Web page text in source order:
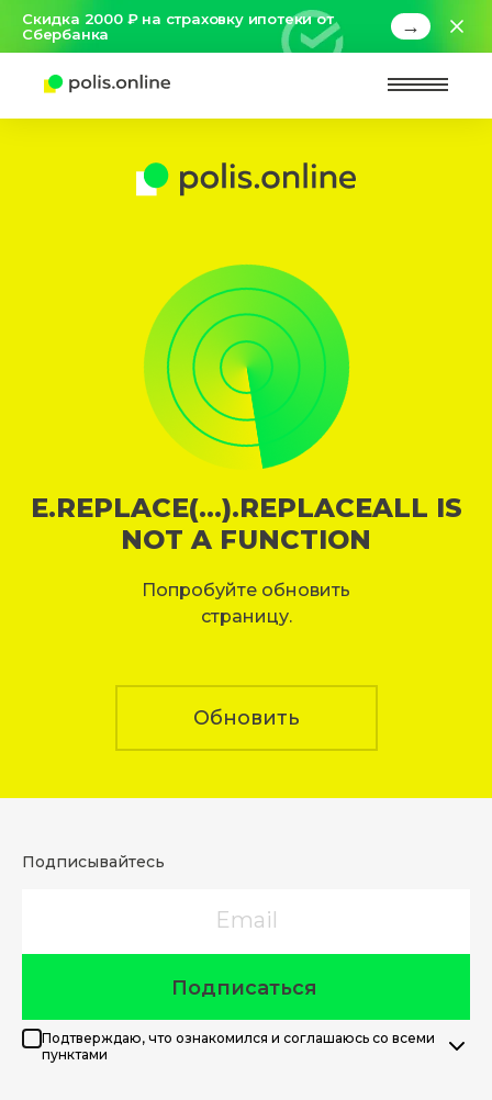
Скидка 2000 ₽ на страховку ипотеки от
Сбербанка
→
E.REPLACE(...).REPLACEALL IS
NOT A FUNCTION
Попробуйте обновить
страницу.
Обновить
Подписывайтесь
Подписаться
Подтверждаю, что ознакомился и соглашаюсь со всеми
пунктами